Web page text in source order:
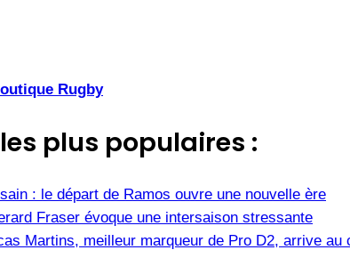
Rugby
plus populaires :
: le départ de Ramos ouvre une nouvelle ère
Fraser évoque une intersaison stressante
Martins, meilleur marqueur de Pro D2, arrive au